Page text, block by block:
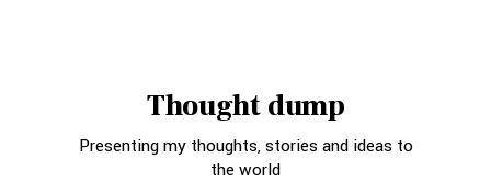
Thought dump
Presenting my thoughts, stories and ideas to
the world